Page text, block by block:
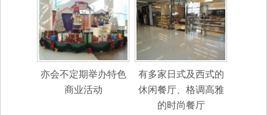
亦会不定期举办特色
商业活动
有多家日式及西式的
休闲餐厅、格调高雅
的时尚餐厅